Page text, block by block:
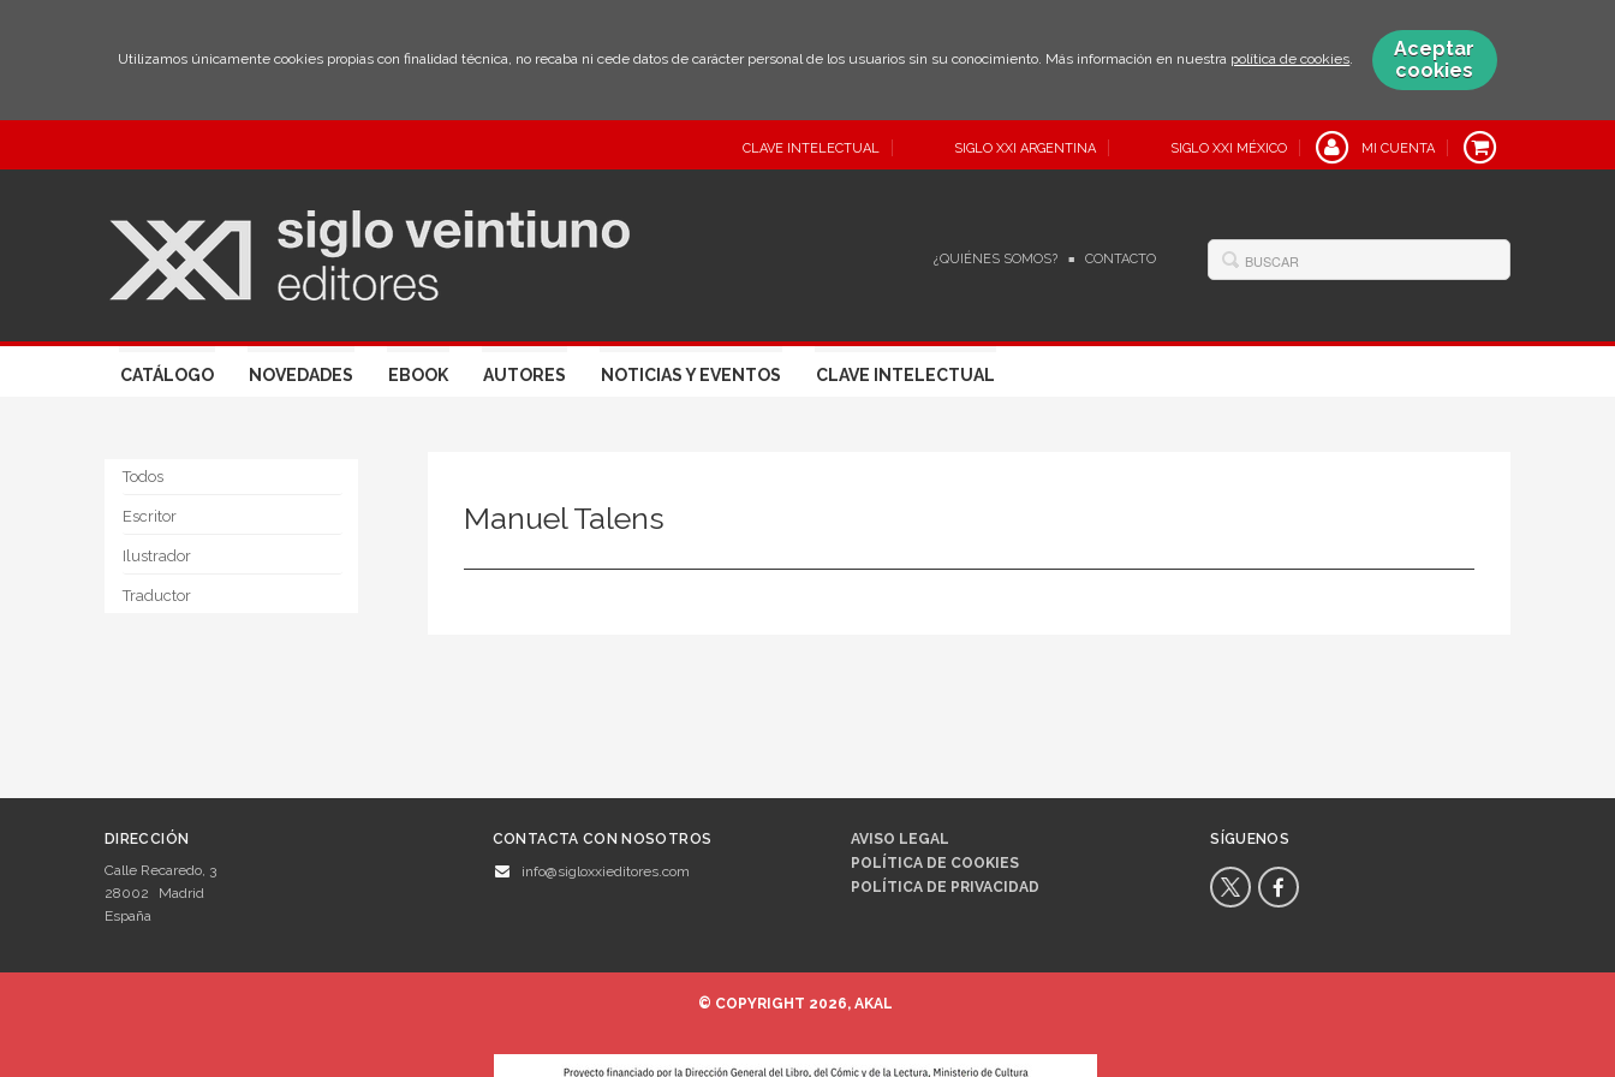
Utilizamos únicamente cookies propias con finalidad técnica, no recaba ni cede datos de carácter personal de los usuarios sin su conocimiento. Más información en nuestra política de cookies.
Aceptar
cookies
CLAVE INTELECTUAL SIGLO XXI ARGENTINA SIGLO XXI MÉXICO MI CUENTA
¿QUIÉNES SOMOS? CONTACTO
CATÁLOGO NOVEDADES EBOOK AUTORES NOTICIAS Y EVENTOS CLAVE INTELECTUAL
Todos
Escritor
Ilustrador
Traductor
Manuel Talens
DIRECCIÓN
Calle Recaredo, 3
28002
Madrid
España
CONTACTA CON NOSOTROS
info@sigloxxieditores.com
AVISO LEGAL
POLÍTICA DE COOKIES
POLÍTICA DE PRIVACIDAD
SÍGUENOS
© COPYRIGHT 2026, AKAL